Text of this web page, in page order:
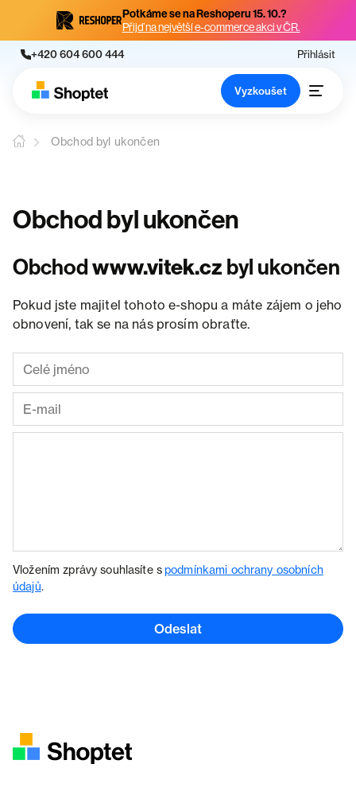
Potkáme se na Reshoperu 15. 10.?
Přijď na největší e-commerce akci v ČR.
+420 604 600 444 Přihlásit
Vyzkoušet
Obchod byl ukončen
Obchod byl ukončen
Obchodwww.vitek.cz byl ukončen
Pokud jste majitel tohoto e-shopu a máte zájem o jeho
obnovení, tak se na nás prosím obraťte.
Vložením zprávy souhlasíte spodmínkami ochrany osobních
údajů.
Odeslat